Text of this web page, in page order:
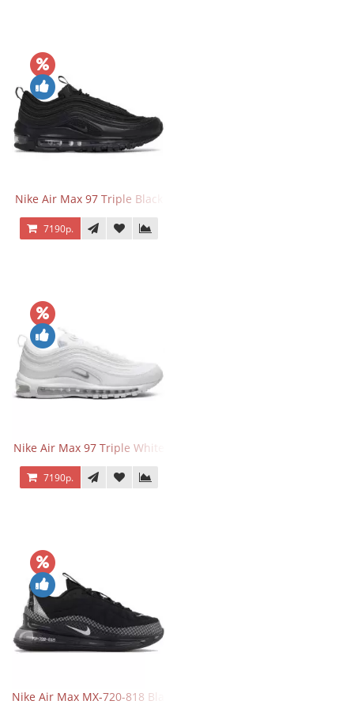
Nike Air Max 97 Triple Black
7190р.
Nike Air Max 97 Triple White
7190р.
Nike Air Max MX-720-818 Black